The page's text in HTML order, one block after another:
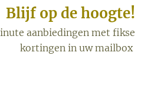
Blijf op de hoogte!
aanbiedingen met fikse
kortingen in uw mailbox